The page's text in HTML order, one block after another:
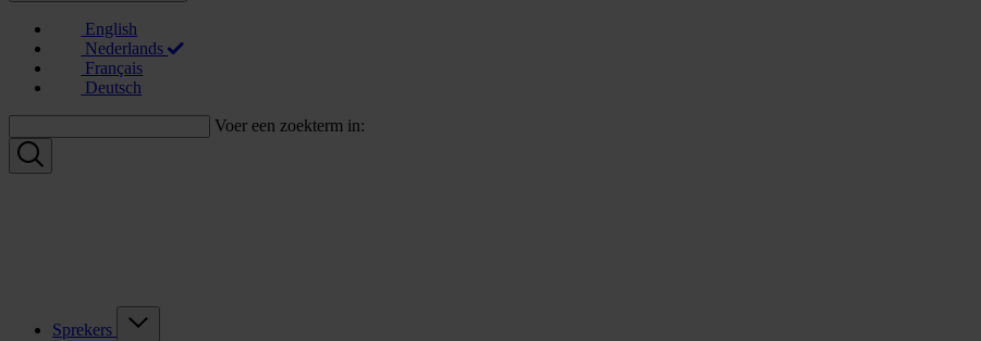
English
Nederlands
Français
Deutsch
Voer een zoekterm in:
Sprekers